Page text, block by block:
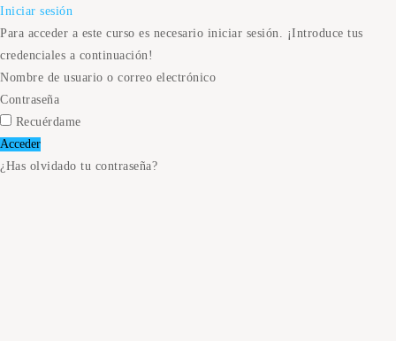
Iniciar sesión
Para acceder a este curso es necesario iniciar sesión. ¡Introduce tus
credenciales a continuación!
Nombre de usuario o correo electrónico
Contraseña
Recuérdame
¿Has olvidado tu contraseña?